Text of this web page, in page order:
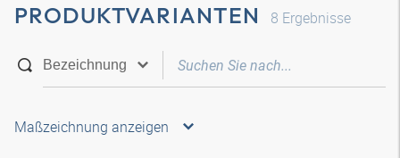
PRODUKTVARIANTEN 8 Ergebnisse
Maßzeichnung anzeigen